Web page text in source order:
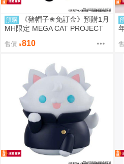
預購
《豬帽子✬免訂金》預購1月
MH限定 MEGA CAT PROJECT
販 0812
售價 810